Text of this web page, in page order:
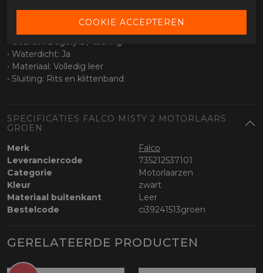
• Gebruik: Dagelijks / touring
• Waterdicht: Ja
• Materiaal: Volledig leer
• Sluiting: Rits en klittenband
SPECIFICATIES FALCO MISTY 2 MOTORLAARS
GROEN
Merk
Falco
Leveranciercode
735212537101
Categorie
Motorlaarzen
Kleur
zwart
Materiaal buitenkant
Leer
Bestelcode
ci39241513groen
GERELATEERDE PRODUCTEN